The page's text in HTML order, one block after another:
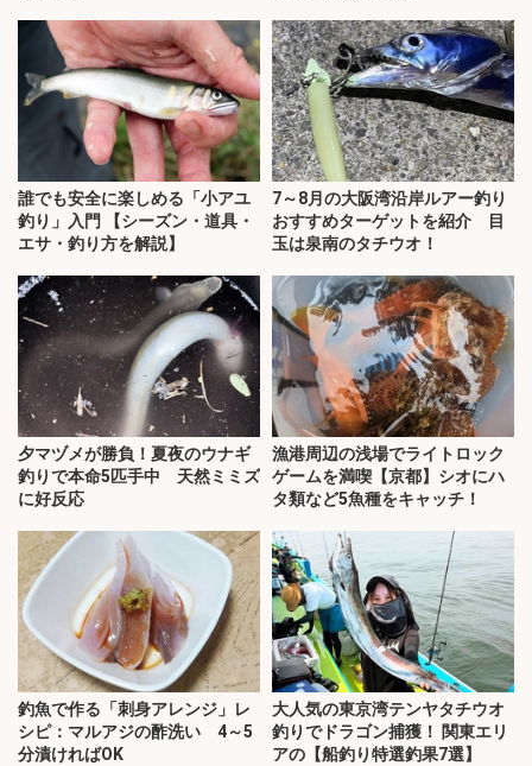
誰でも安全に楽しめる「小アユ
釣り」入門 【シーズン・道具・
エサ・釣り方を解説】
7～8月の大阪湾沿岸ルアー釣り
おすすめターゲットを紹介 目
玉は泉南のタチウオ！
夕マヅメが勝負！夏夜のウナギ
釣りで本命5匹手中 天然ミミズ
に好反応
漁港周辺の浅場でライトロック
ゲームを満喫【京都】シオにハ
タ類など5魚種をキャッチ！
釣魚で作る「刺身アレンジ」レ
シピ：マルアジの酢洗い 4～5
分漬ければOK
大人気の東京湾テンヤタチウオ
釣りでドラゴン捕獲！ 関東エリ
アの【船釣り特選釣果7選】